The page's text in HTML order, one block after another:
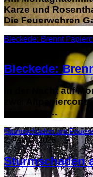
Karze und
Die Feuerwehren
Bleckede: Brennt
Bleckede:
In der Nacht auf
zwei
einem Ate…
Sturmschaden am
2. August 2026
Sturmschaden